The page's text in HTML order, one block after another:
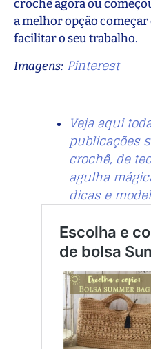
crochê agora ou
a melhor opção começar
facilitar o seu trabalho.
Imagens: Pinterest
Veja aqui
publicações
crochê, de
agulha
dicas e